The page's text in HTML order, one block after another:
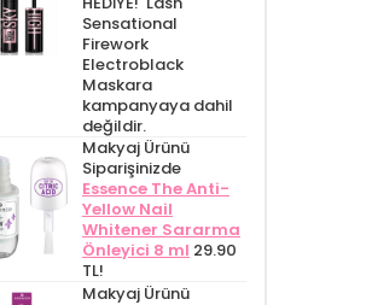
Sensational
Firework
Electroblack
Maskara
kampanyaya dahil
değildir.
Makyaj Ürünü
Siparişinizde
Essence The Anti-
Yellow Nail
Whitener Sararma
Önleyici 8 ml 29.90
TL!
Makyaj Ürünü